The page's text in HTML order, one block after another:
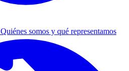
Quiénes somos y qué representamos